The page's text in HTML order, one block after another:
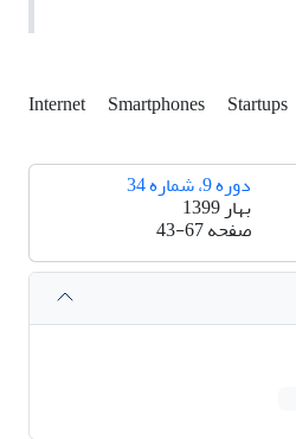
Internet Smartphones Startups
دوره 9، شماره 34
بهار 1399
صفحه43-67